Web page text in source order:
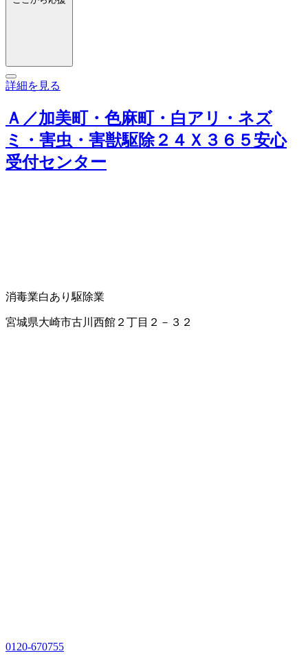
詳細を見る
Ａ／加美町・色麻町・白アリ・ネズ
ミ・害虫・害獣駆除２４Ｘ３６５安心
受付センター
消毒業白あり駆除業
宮城県大崎市古川西館２丁目２－３２
0120-670755